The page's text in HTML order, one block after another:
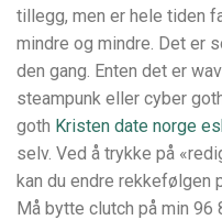
tillegg, men er hele tiden
mindre og mindre. Det er
den gang. Enten det er
steampunk eller cyber
goth Kristen date norge
selv. Ved å trykke på
kan du endre rekkefølgen
Må bytte clutch på min 96